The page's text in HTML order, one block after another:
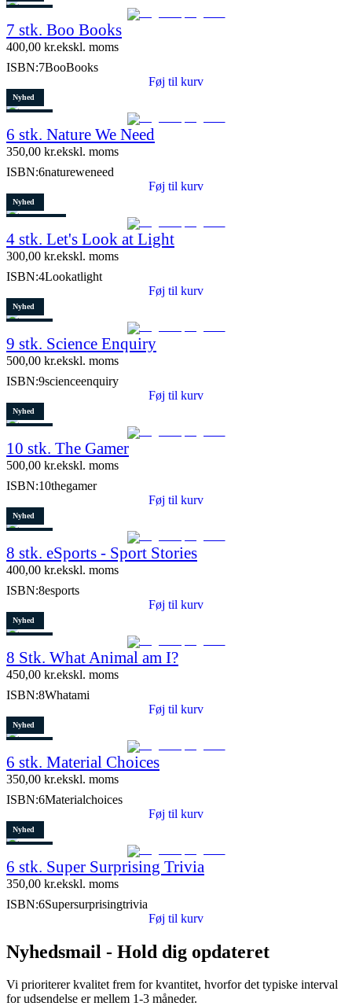
2 stk. tilbage
7 stk. Boo Books
400,00 kr.ekskl. moms
ISBN:7BooBooks
Føj til kurv
Nyhed
8 stk. tilbage
6 stk. Nature We Need
350,00 kr.ekskl. moms
ISBN:6natureweneed
Føj til kurv
Nyhed
4 stk. Let's Look at Light
300,00 kr.ekskl. moms
ISBN:4Lookatlight
Føj til kurv
Nyhed
10 stk. tilbage
9 stk. Science Enquiry
500,00 kr.ekskl. moms
ISBN:9scienceenquiry
Føj til kurv
Nyhed
5 stk. tilbage
10 stk. The Gamer
500,00 kr.ekskl. moms
ISBN:10thegamer
Føj til kurv
Nyhed
6 stk. tilbage
8 stk. eSports - Sport Stories
400,00 kr.ekskl. moms
ISBN:8esports
Føj til kurv
Nyhed
10 stk. tilbage
8 Stk. What Animal am I?
450,00 kr.ekskl. moms
ISBN:8Whatami
Føj til kurv
Nyhed
5 stk. tilbage
6 stk. Material Choices
350,00 kr.ekskl. moms
ISBN:6Materialchoices
Føj til kurv
Nyhed
8 stk. tilbage
6 stk. Super Surprising Trivia
350,00 kr.ekskl. moms
ISBN:6Supersurprisingtrivia
Føj til kurv
Nyhedsmail - Hold dig opdateret
Vi prioriterer kvalitet frem for kvantitet, hvorfor det typiske interval
for udsendelse er mellem 1-3 måneder.